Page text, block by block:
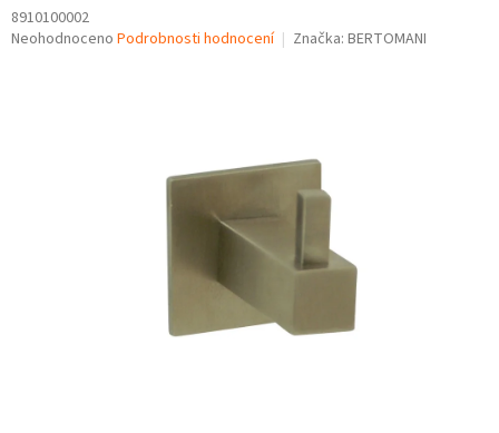
8910100002
Průměrné
Neohodnoceno Podrobnosti hodnocení Značka: BERTOMANI